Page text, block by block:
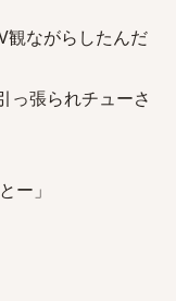
観ながらしたんだ
っ張られチューさ
ー」